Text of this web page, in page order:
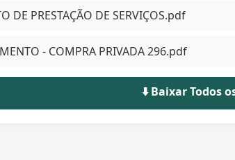
DE PRESTAÇÃO DE SERVIÇOS.pdf
- COMPRA PRIVADA 296.pdf
⬇️ Baixar Todos